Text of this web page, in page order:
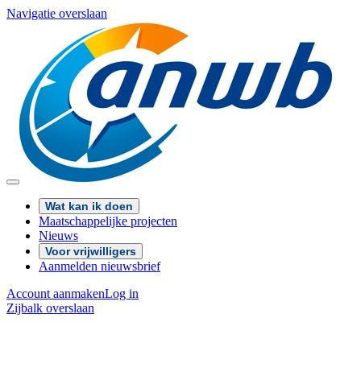
Navigatie overslaan
Wat kan ik doen
Maatschappelijke projecten
Nieuws
Voor vrijwilligers
Aanmelden nieuwsbrief
Account aanmakenLog in
Zijbalk overslaan